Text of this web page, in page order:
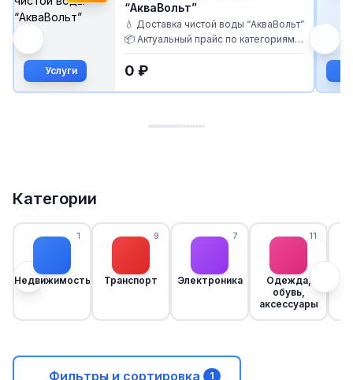
Услуги
“АкваВольт”
💧 Доставка чистой воды “АкваВольт”
📦 Актуальный прайс по категориям
потребителей: ✅Льготные кате...
0 ₽
Категории
1
Недвижимость
9
Транспорт
7
Электроника
11
Одежда,
обувь,
аксессуары
Фильтры и сортировка 1